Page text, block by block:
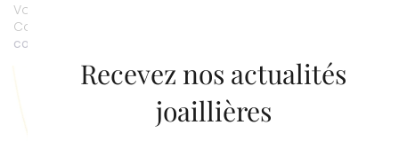
Vous souhaitez personnaliser ce bijou ?
Contactez-nous au
contact@compagniedesgemmes.com
Recevez nos actualités
joaillières